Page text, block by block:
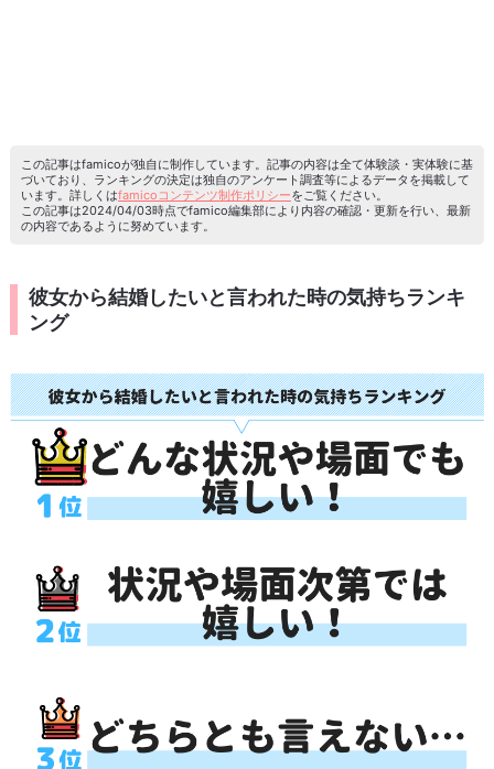
この記事はfamicoが独自に制作しています。記事の内容は全て体験談・実体験に基
づいており、ランキングの決定は独自のアンケート調査等によるデータを掲載して
います。詳しくはfamicoコンテンツ制作ポリシーをご覧ください。
この記事は2024/04/03時点でfamico編集部により内容の確認・更新を行い、最新
の内容であるように努めています。
彼女から結婚したいと言われた時の気持ちランキ
ング